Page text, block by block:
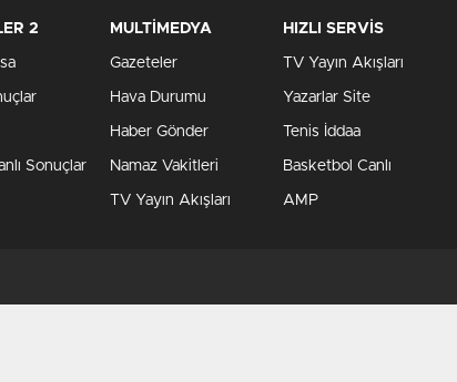
2
Sonuçlar
MULTİMEDYA
Gazeteler
Hava Durumu
Haber Gönder
Namaz Vakitleri
TV Yayın Akışları
HIZLI SERVİS
TV Yayın Akışları
Yazarlar Site
Tenis İddaa
Basketbol Canlı
AMP